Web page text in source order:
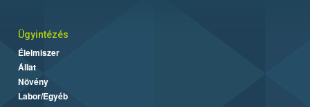
Ügyintézés
Élelmiszer
Állat
Növény
Labor/Egyéb